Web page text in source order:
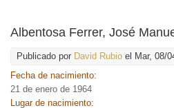
Albentosa Ferrer, José
Publicado por David Rubio el Mar, 08/
Fecha de nacimiento:
21 de enero de 1964
Lugar de nacimiento: